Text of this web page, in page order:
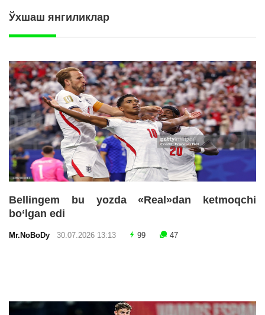
Ўхшаш янгиликлар
Bellingem bu yozda «Real»dan ketmoqchi
bo‘lgan edi
Mr.NoBoDy 30.07.2026 13:13 99 47